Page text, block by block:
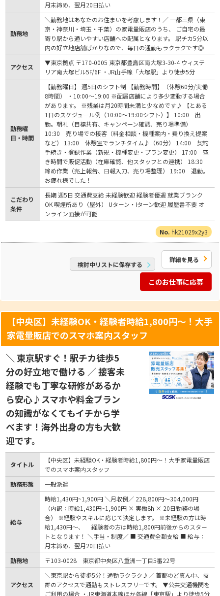
月末締め、翌月20日払い
勤務地
＼勤務地はあなたのお住まいを考慮します！／ 一都三県（東
京・神奈川・埼玉・千葉）の家電量販店のうち、 ご自宅の最
寄り駅から通いやすい店舗への配属となります。 駅チカ5分以
内の好立地店舗ばかりなので、毎日の通勤もラクラクです◎
アクセス
▼東京拠点 〒170-0005 東京都豊島区南大塚3-30-4 ウィステ
リア南大塚ビル5F/6F ・JR山手線「大塚駅」より徒歩5分
勤務曜
日・時間
【勤務曜日】 週5日のシフト制 【勤務時間】（休憩60分/実働
8時間） ・10:00～19:00 ※配属店舗により多少変動する場合
があります。 ※残業は月20時間未満と少なめです♪ 【とある
1日のスケジュール例（10:00～19:00シフト）】 10:00 出
勤。朝礼（目標共有、キャンペーン確認、売り場準備）
10:30 売り場での接客（料金相談・機種案内・乗り換え提案
など） 13:00 休憩室でランチタイム♪（60分） 14:00 契約
手続き・登録作業（新規・機種変更・プラン変更） 17:00 空
き時間で販促活動（在庫確認、他スタッフとの連携） 18:30
締め作業（売上報告、日報入力、売り場整理） 19:00 退勤。
お疲れ様でした！
こだわり
条件
長期 週5日 交通費支給 未経験歓迎 経験者優遇 就業ブランク
OK 喫煙所あり（屋外） Uターン・Iターン歓迎 履歴書不要 オ
ンライン面接が可能
hk21029x2y3
検討中リストに保存する
詳細を見る
このお仕事に応募
【中央区】未経験OK・経験者時給1,800円～！大手
家電量販店でのスマホ案内スタッフ
＼ 東京駅すぐ！駅チカ徒歩5
分の好立地で働ける ／ 接客未
経験でも丁寧な研修があるか
ら安心♪スマホや料金プラン
の知識がなくてもイチから学
べます！海外出身の方も大歓
迎です。
タイトル
【中央区】未経験OK・経験者時給1,800円～！大手家電量販店
でのスマホ案内スタッフ
勤務形態
一般派遣
給与
時給1,430円~1,900円 ＼月収例／ 228,800円～304,000円
（内訳：時給1,430円~1,900円 × 実働8h × 20日勤務の場
合） ※経験やスキルに応じて決定します。 ※未経験の方は時
給1,430円～、 経験者の方は時給1,800円前後からのスター
トとなります！ ＼手当・制度／ ■ 交通費全額支給 ■ 給与：
月末締め、翌月20日払い
勤務地
〒103-0028 東京都中央区八重洲一丁目5番22号
アクセス
＼東京駅から徒歩5分！通勤ラクラク♪／ 首都のど真ん中、抜
群のアクセスで通勤もストレスフリーです。 ▼公共交通機関を
ご利用の場合 ・JR東海道本線ほか各線「東京駅」より徒歩5分